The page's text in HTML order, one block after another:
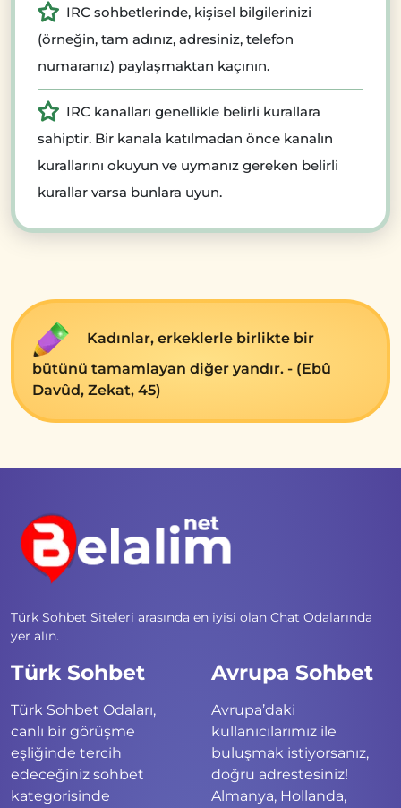
IRC sohbetlerinde, kişisel bilgilerinizi
(örneğin, tam adınız, adresiniz, telefon
numaranız) paylaşmaktan kaçının.
IRC kanalları genellikle belirli kurallara
sahiptir. Bir kanala katılmadan önce kanalın
kurallarını okuyun ve uymanız gereken belirli
kurallar varsa bunlara uyun.
Kadınlar, erkeklerle birlikte bir
bütünü tamamlayan diğer yandır. - (Ebû
Davûd, Zekat, 45)
Türk Sohbet Siteleri arasında en iyisi olan Chat Odalarında
yer alın.
Türk Sohbet
Türk Sohbet Odaları,
canlı bir görüşme
eşliğinde tercih
edeceğiniz sohbet
kategorisinde
Avrupa Sohbet
Avrupa’daki
kullanıcılarımız ile
buluşmak istiyorsanız,
doğru adrestesiniz!
Almanya, Hollanda,